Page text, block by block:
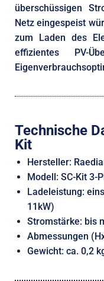
überschüssigen
Netz eingespeist
zum Laden des
effizientes PV-
Technische
Kit
Hersteller:
Modell: SC-Kit 3-
Ladeleistung:
11kW)
Stromstärke: bis
Abmessungen
Gewicht: ca. 0,2